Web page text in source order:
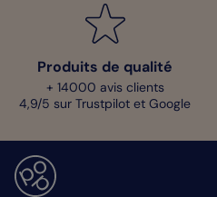
Produits de qualité
+ 14000 avis clients
4,9/5 sur Trustpilot et Google